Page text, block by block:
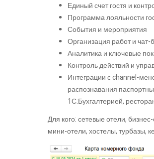
Единый счет гостя и
Программа лояльности
События и мероприятия
Организация работ и
Аналитика и ключевые
Контроль действий и
Интеграции с channel-
распознавания
1С:Бухгалтерией,
Для кого: сетевые отели,
мини-отели, хостелы, турбазы,